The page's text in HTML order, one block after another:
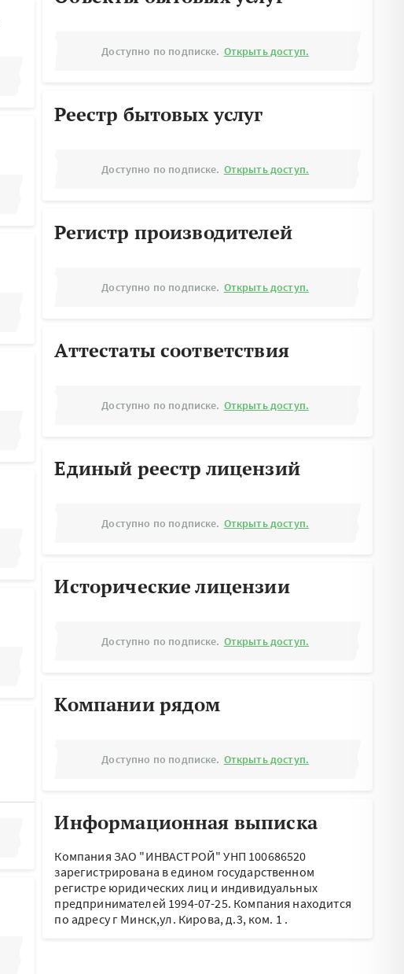
Доступно по подписке. Открыть доступ.
Реестр бытовых услуг
Доступно по подписке. Открыть доступ.
Регистр производителей
Доступно по подписке. Открыть доступ.
Аттестаты соответствия
Доступно по подписке. Открыть доступ.
Единый реестр лицензий
Доступно по подписке. Открыть доступ.
Исторические лицензии
Доступно по подписке. Открыть доступ.
Компании рядом
Доступно по подписке. Открыть доступ.
Информационная выписка
Компания ЗАО "ИНВАСТРОЙ" УНП 100686520
зарегистрирована в едином государственном
регистре юридических лиц и индивидуальных
предпринимателей 1994-07-25. Компания находится
по адресуг Минск,ул. Кирова, д.3, ком. 1 .